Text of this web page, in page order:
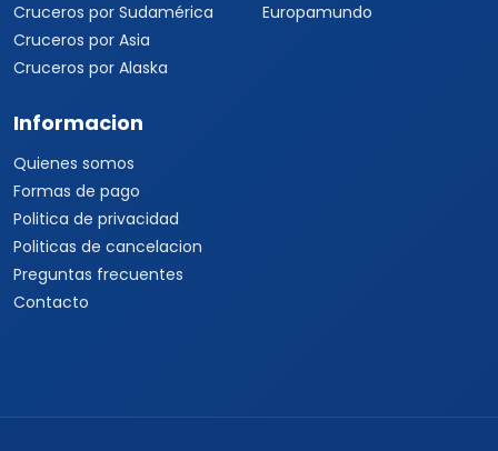
Cruceros por Sudamérica
Cruceros por Asia
Cruceros por Alaska
Europamundo
Informacion
Quienes somos
Formas de pago
Politica de privacidad
Politicas de cancelacion
Preguntas frecuentes
Contacto